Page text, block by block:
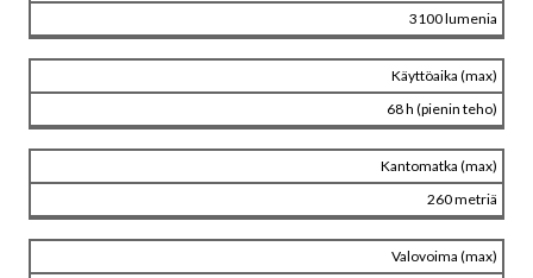
3100 lumenia
Käyttöaika (max)
68 h (pienin teho)
Kantomatka (max)
260 metriä
Valovoima (max)